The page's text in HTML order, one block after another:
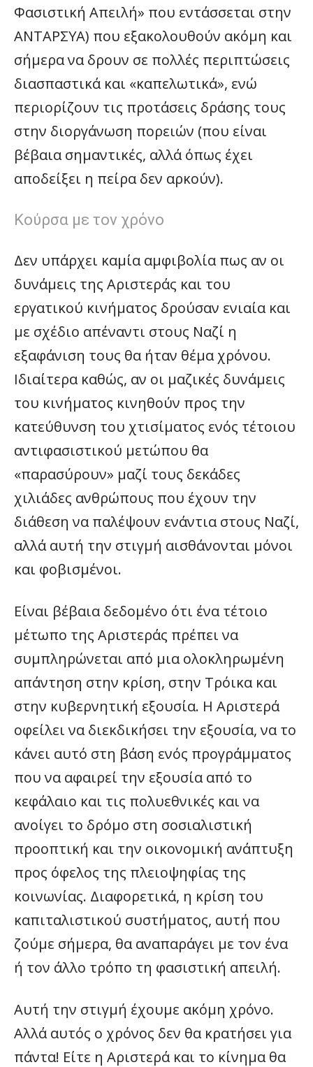
Φασιστική Απειλή» που εντάσσεται στην
ΑΝΤΑΡΣΥΑ) που εξακολουθούν ακόμη και
σήμερα να δρουν σε πολλές περιπτώσεις
διασπαστικά και «καπελωτικά», ενώ
περιορίζουν τις προτάσεις δράσης τους
στην διοργάνωση πορειών (που είναι
βέβαια σημαντικές, αλλά όπως έχει
αποδείξει η πείρα δεν αρκούν).
Κούρσα με τον χρόνο
Δεν υπάρχει καμία αμφιβολία πως αν οι
δυνάμεις της Αριστεράς και του
εργατικού κινήματος δρούσαν ενιαία και
με σχέδιο απέναντι στους Ναζί η
εξαφάνιση τους θα ήταν θέμα χρόνου.
Ιδιαίτερα καθώς, αν οι μαζικές δυνάμεις
του κινήματος κινηθούν προς την
κατεύθυνση του χτισίματος ενός τέτοιου
αντιφασιστικού μετώπου θα
«παρασύρουν» μαζί τους δεκάδες
χιλιάδες ανθρώπους που έχουν την
διάθεση να παλέψουν ενάντια στους Ναζί,
αλλά αυτή την στιγμή αισθάνονται μόνοι
και φοβισμένοι.
Είναι βέβαια δεδομένο ότι ένα τέτοιο
μέτωπο της Αριστεράς πρέπει να
συμπληρώνεται από μια ολοκληρωμένη
απάντηση στην κρίση, στην Τρόικα και
στην κυβερνητική εξουσία. Η Αριστερά
οφείλει να διεκδικήσει την εξουσία, να το
κάνει αυτό στη βάση ενός προγράμματος
που να αφαιρεί την εξουσία από το
κεφάλαιο και τις πολυεθνικές και να
ανοίγει το δρόμο στη σοσιαλιστική
προοπτική και την οικονομική ανάπτυξη
προς όφελος της πλειοψηφίας της
κοινωνίας. Διαφορετικά, η κρίση του
καπιταλιστικού συστήματος, αυτή που
ζούμε σήμερα, θα αναπαράγει με τον ένα
ή τον άλλο τρόπο τη φασιστική απειλή.
Αυτή την στιγμή έχουμε ακόμη χρόνο.
Αλλά αυτός ο χρόνος δεν θα κρατήσει για
πάντα! Είτε η Αριστερά και το κίνημα θα